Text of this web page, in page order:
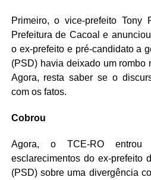
Primeiro, o vice-prefeito Tony
Prefeitura de Cacoal e
o ex-prefeito e pré-candidato a
(PSD) havia deixado um rombo
Agora, resta saber se o
com os fatos.
Cobrou
Agora, o TCE-RO
esclarecimentos do ex-prefeito
(PSD) sobre uma divergência